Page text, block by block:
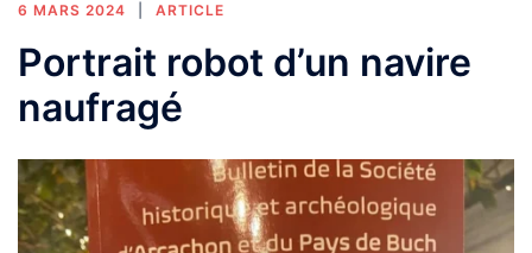
6 MARS 2024 ARTICLE
Portrait robot d’un navire
naufragé